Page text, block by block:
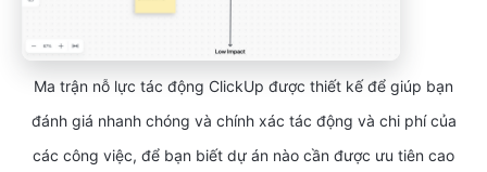
Ma trận nỗ lực tác động ClickUp được thiết kế để giúp bạn
đánh giá nhanh chóng và chính xác tác động và chi phí của
các công việc, để bạn biết dự án nào cần được ưu tiên cao